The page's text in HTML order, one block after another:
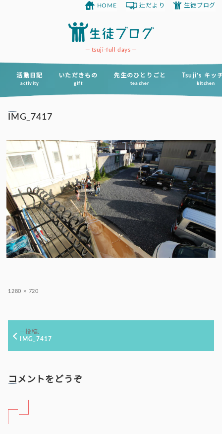
ツ
tsuji-full days
活動日記
activity
いただきもの
gift
先生のひとりごと
teacher
Tsuji’s キッ
kitchen
HOME 辻だより 生徒ブログ
IMG_7417
フ
イ
1280 × 720
ナ
ゲ
ョ
ン
投稿:
IMG_7417
コメントをどうぞ